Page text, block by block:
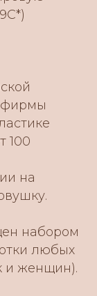
фирмы
100
на
набором
любых
и женщин).